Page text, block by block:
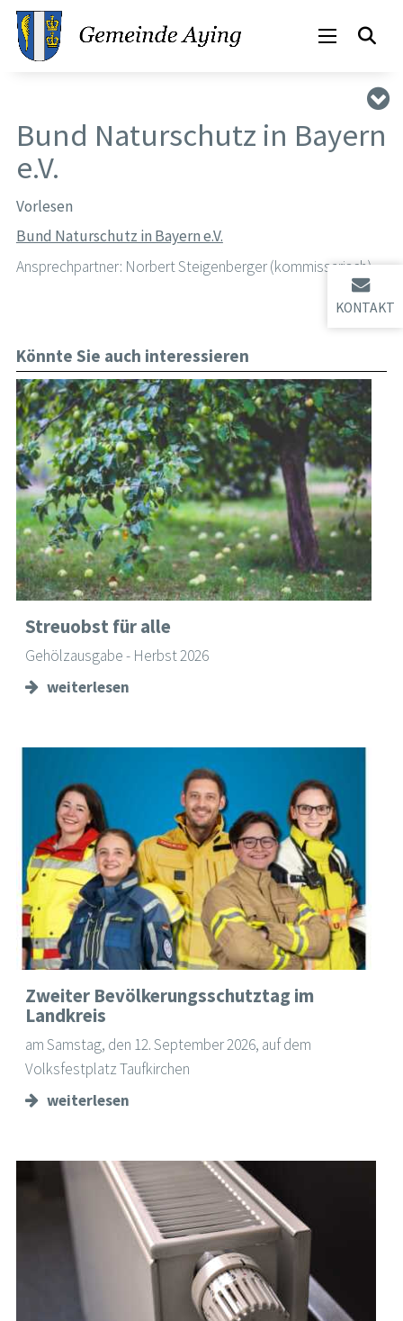
KONTAKT
Bund Naturschutz in Bayern
e.V.
Vorlesen
Bund Naturschutz in Bayern e.V.
Ansprechpartner: Norbert Steigenberger (kommissarisch)
Könnte Sie auch interessieren
Streuobst für alle
Gehölzausgabe - Herbst 2026
weiterlesen
Zweiter Bevölkerungsschutztag im
Landkreis
am Samstag, den 12. September 2026, auf dem
Volksfestplatz Taufkirchen
weiterlesen